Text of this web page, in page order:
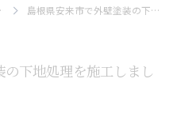
島根県安来市で外壁塗装の下地処理を施工しました。
下地処理を施工しまし